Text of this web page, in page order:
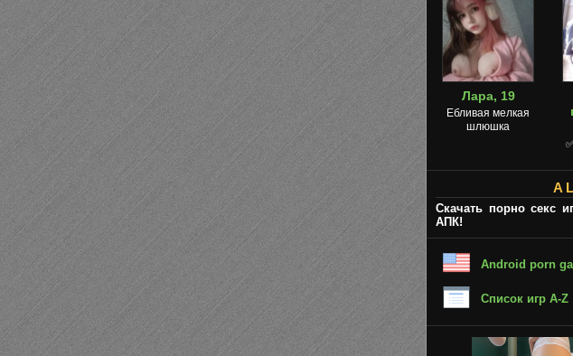
Лара, 19
Ебливая мелкая
шлюшка
A
Скачать порно секс
АПК!
Android porn
Список игр A-Z